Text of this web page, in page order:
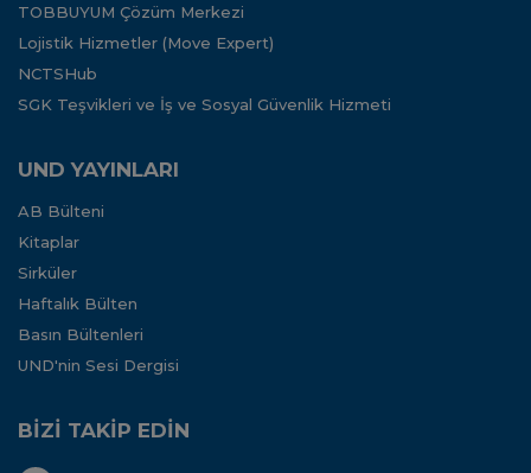
TOBBUYUM Çözüm Merkezi
Lojistik Hizmetler (Move Expert)
NCTSHub
SGK Teşvikleri ve İş ve Sosyal Güvenlik Hizmeti
UND YAYINLARI
AB Bülteni
Kitaplar
Sirküler
Haftalık Bülten
Basın Bültenleri
UND'nin Sesi Dergisi
BİZİ TAKİP EDİN